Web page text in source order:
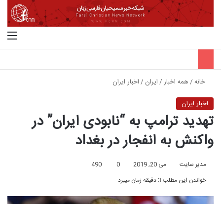
خانه/همه اخبار/ایران /اخبار ایران
اخبار ایران
تهدید ترامپ به “نابودی ایران” در
واکنش به انفجار در بغداد
مدیر سایت می 20, 2019 0
490
خواندن این مطلب 3 دقیقه زمان میبرد